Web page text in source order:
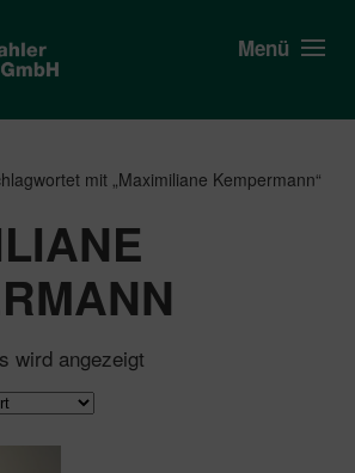
Menü
mit „Maximiliane Kempermann“
wird angezeigt